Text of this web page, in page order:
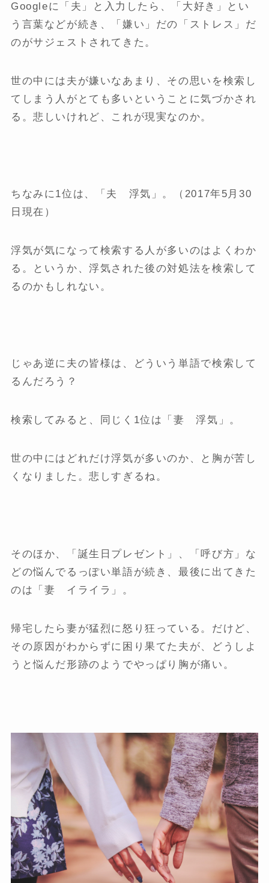
Googleに「夫」と入力したら、「大好き」とい
う言葉などが続き、「嫌い」だの「ストレス」だ
のがサジェストされてきた。
世の中には夫が嫌いなあまり、その思いを検索し
てしまう人がとても多いということに気づかされ
る。悲しいけれど、これが現実なのか。
ちなみに1位は、「夫 浮気」。（2017年5月30
日現在）
浮気が気になって検索する人が多いのはよくわか
る。というか、浮気された後の対処法を検索して
るのかもしれない。
じゃあ逆に夫の皆様は、どういう単語で検索して
るんだろう？
検索してみると、同じく1位は「妻 浮気」。
世の中にはどれだけ浮気が多いのか、と胸が苦し
くなりました。悲しすぎるね。
そのほか、「誕生日プレゼント」、「呼び方」な
どの悩んでるっぽい単語が続き、最後に出てきた
のは「妻 イライラ」。
帰宅したら妻が猛烈に怒り狂っている。だけど、
その原因がわからずに困り果てた夫が、どうしよ
うと悩んだ形跡のようでやっぱり胸が痛い。